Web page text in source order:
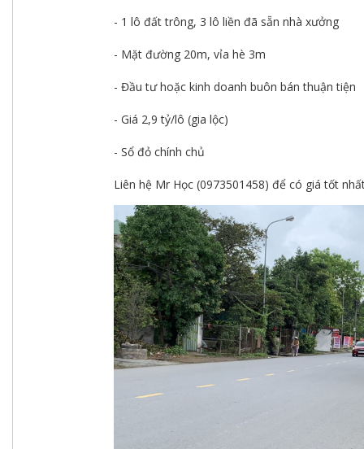
- 1 lô đất trông, 3 lô liền đã sẵn nhà xưởng
- Mặt đường 20m, vỉa hè 3m
- Đầu tư hoặc kinh doanh buôn bán thuận tiện
- Giá 2,9 tỷ/lô (gia lộc)
- Sổ đỏ chính chủ
Liên hệ Mr Học (0973501458) để có giá tốt